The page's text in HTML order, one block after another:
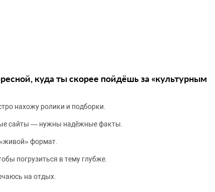
куда ты скорее пойдёшь за «культурным
нахожу ролики и подборки.
сайты — нужны надёжные факты.
формат.
погрузиться в тему глубже.
на отдых.